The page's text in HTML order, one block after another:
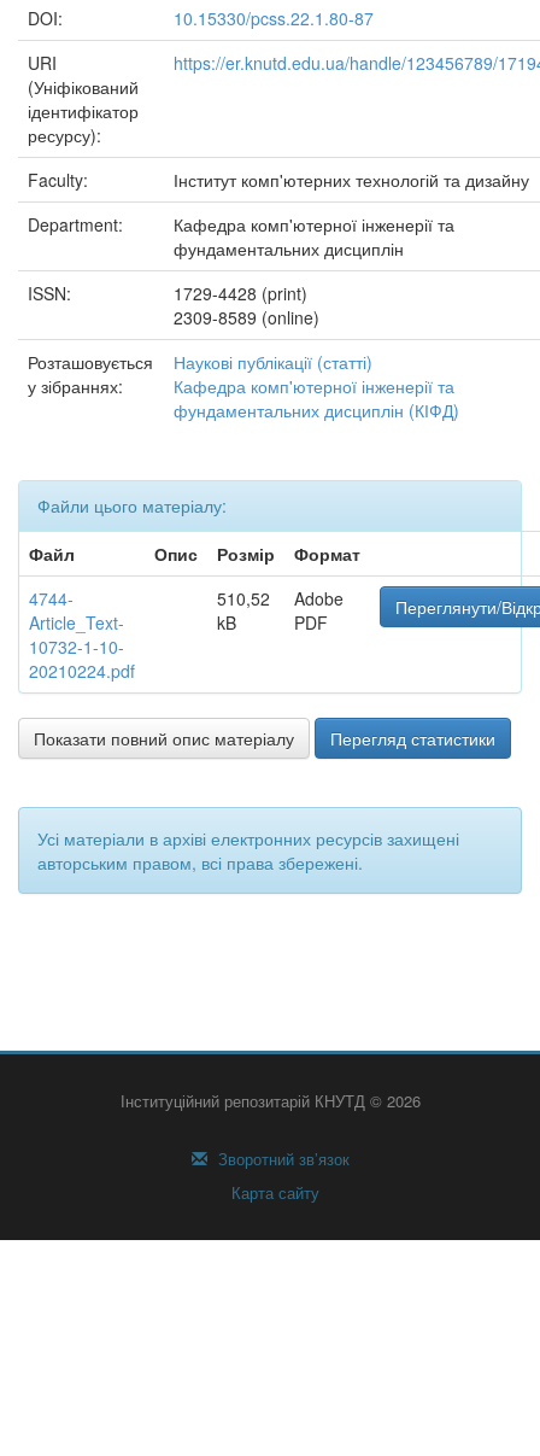
DOI:
10.15330/pcss.22.1.80-87
URI
(Уніфікований
ідентифікатор
ресурсу):
https://er.knutd.edu.ua/handle/123456789/
Faculty:
Інститут комп'ютерних технологій та дизайну
Department:
Кафедра комп'ютерної інженерії та
фундаментальних дисциплін
ISSN:
1729-4428 (print)
2309-8589 (online)
Розташовується
у зібраннях:
Наукові публікації (статті)
Кафедра комп'ютерної інженерії та
фундаментальних дисциплін (КІФД)
Файли цього матеріалу:
Файл
Опис Розмір
Формат
4744-
Article_Text-
10732-1-10-
20210224.pdf
510,52
kB
Adobe
PDF
Переглянути/
Показати повний опис матеріалу Перегляд статистики
Усі матеріали в архіві електронних ресурсів захищені
авторським правом, всі права збережені.
Інституційний репозитарій КНУТД © 2026
Зворотний зв’язок
Карта сайту